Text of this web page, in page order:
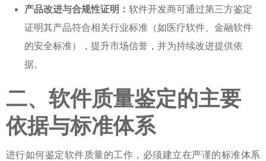
产品改进与合规性证明：软件开发商可通过第三方鉴定
证明其产品符合相关行业标准（如医疗软件、金融软件
的安全标准），提升市场信誉，并为持续改进提供依
据。
二、软件质量鉴定的主要
依据与标准体系
进行如何鉴定软件质量的工作，必须建立在严谨的标准体系